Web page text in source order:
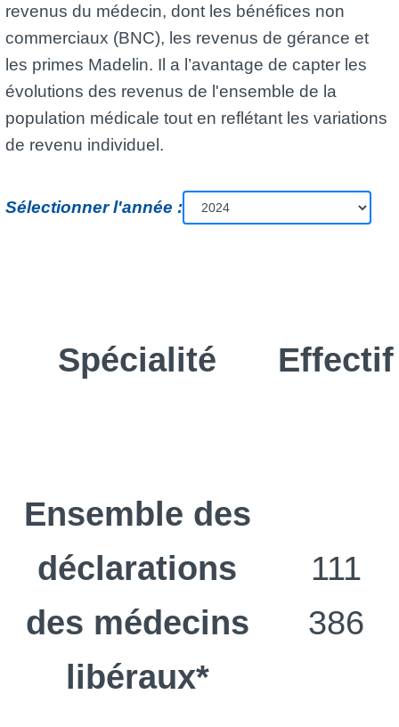
revenus du médecin, dont les bénéfices non
commerciaux (BNC), les revenus de gérance et
les primes Madelin. Il a l’avantage de capter les
évolutions des revenus de l'ensemble de la
population médicale tout en reflétant les variations
de revenu individuel.
Sélectionner l'année :
Spécialité Effectif
Ensemble des
déclarations
des médecins
libéraux*
111
386